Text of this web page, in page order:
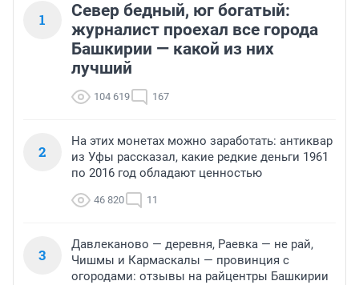
1
Север бедный, юг богатый:
журналист проехал все города
Башкирии — какой из них
лучший
104 619 167
2
На этих монетах можно заработать: антиквар
из Уфы рассказал, какие редкие деньги 1961
по 2016 год обладают ценностью
46 820 11
3
Давлеканово — деревня, Раевка — не рай,
Чишмы и Кармаскалы — провинция с
огородами: отзывы на райцентры Башкирии